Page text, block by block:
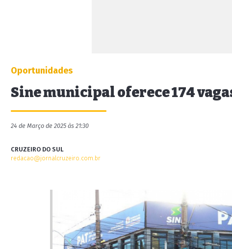
Oportunidades
Sine municipal oferece 174
24 de Março de 2025 às 21:30
CRUZEIRO DO SUL
redacao@jornalcruzeiro.com.br